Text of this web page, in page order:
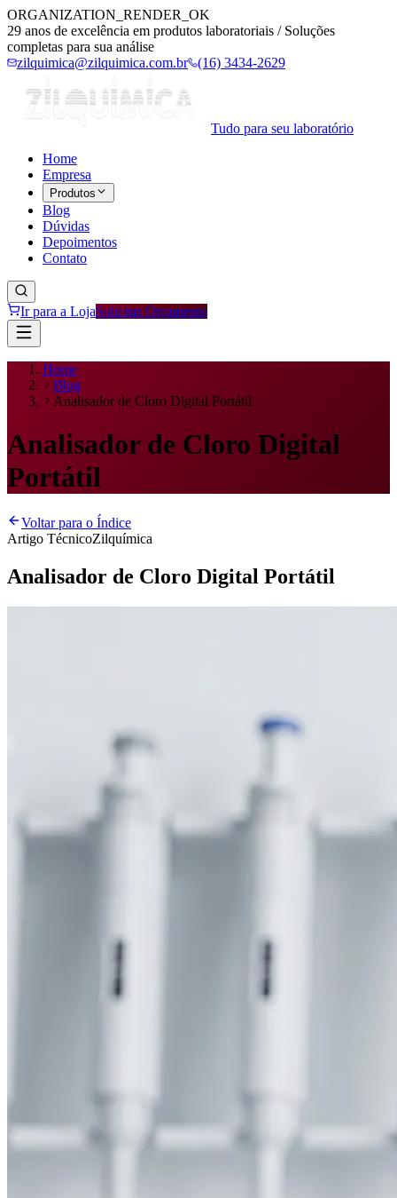
ORGANIZATION_RENDER_OK
29 anos de excelência em produtos laboratoriais / Soluções
completas para sua análise
zilquimica@zilquimica.com.br
(16) 3434-2629
Tudo para seu laboratório
Home
Empresa
Produtos
Blog
Dúvidas
Depoimentos
Contato
Ir para a LojaSolicitar Orçamento
Home
Blog
Analisador de Cloro Digital Portátil
Analisador de Cloro Digital
Portátil
Voltar para o Índice
Artigo TécnicoZilquímica
Analisador de Cloro Digital Portátil